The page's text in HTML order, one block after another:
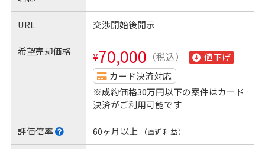
URL 交渉開始後開示
希望売却価格 ¥70,000 （税込）
値下げ
カード決済対応
※成約価格30万円以下の案件はカード
決済がご利用可能です
評価倍率 60ヶ月以上 （直近利益）